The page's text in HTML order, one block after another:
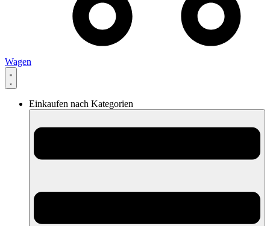
Wagen
Einkaufen nach Kategorien